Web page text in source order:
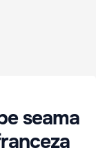
seama